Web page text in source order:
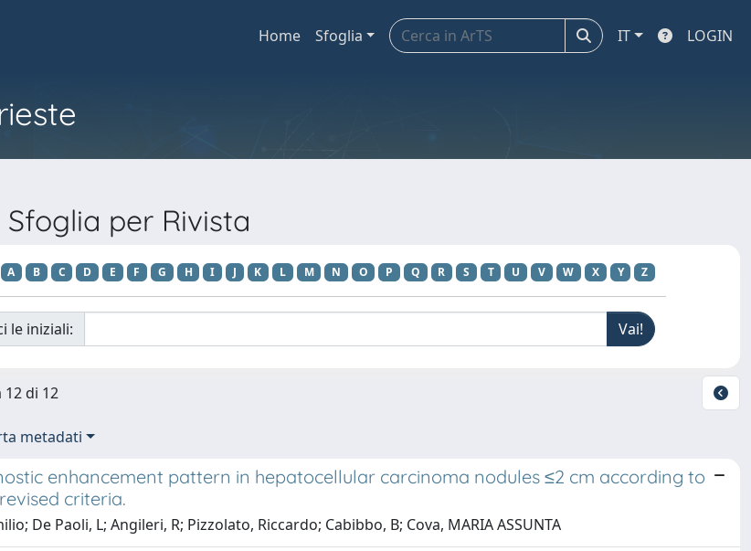
Home Sfoglia IT LOGIN
Sfoglia per Rivista
A B C D E F G H I J K L M N O P Q R S T U V W X Y Z
le iniziali:
di 12
metadati
enhancement pattern in hepatocellular carcinoma nodules ≤2 cm according to
criteria.
De Paoli, L; Angileri, R; Pizzolato, Riccardo; Cabibbo, B; Cova, MARIA ASSUNTA